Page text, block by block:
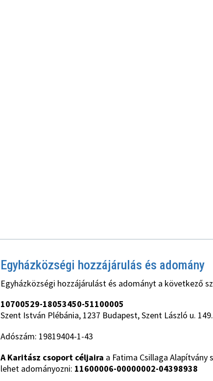
Egyházközségi hozzájárulás és adomány
Egyházközségi hozzájárulást és adományt a következő
10700529-18053450-51100005
Szent István Plébánia, 1237 Budapest, Szent László u. 149.
Adószám: 19819404-1-43
A Karitász csoport céljaira a Fatima Csillaga Alapítvány
lehet adományozni: 11600006-00000002-04398938